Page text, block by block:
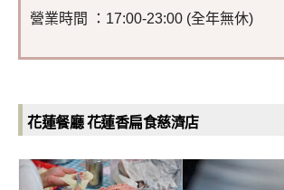
營業時間 ：17:00-23:00 (全年無休)
花蓮餐廳 花蓮香扁食慈濟店